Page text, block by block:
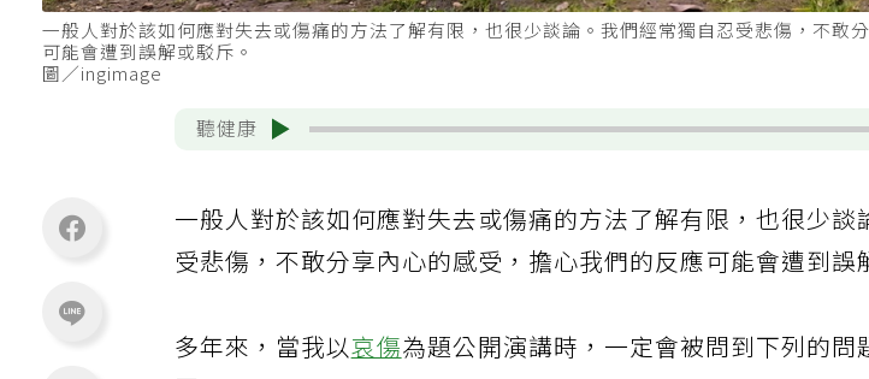
一般人對於該如何應對失去或傷痛的方法了解有限，也很少談論。我們經常獨自忍受悲傷，不敢
可能會遭到誤解或駁斥。
圖／ingimage
聽健康
一般人對於該如何應對失去或傷痛的方法了解有限，也很少談
受悲傷，不敢分享內心的感受，擔心我們的反應可能會遭到誤
多年來，當我以哀傷為題公開演講時，一定會被問到下列的問